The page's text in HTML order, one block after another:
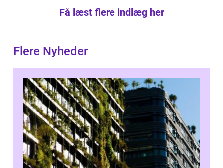
Få læst flere indlæg her
Flere Nyheder